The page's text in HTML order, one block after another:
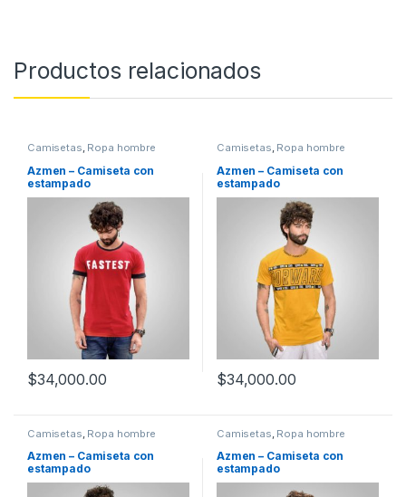
Productos relacionados
Camisetas, Ropa hombre
Azmen – Camiseta con
estampado
$34,000.00
Camisetas, Ropa hombre
Azmen – Camiseta con
estampado
$34,000.00
Camisetas, Ropa hombre
Azmen – Camiseta con
estampado
Camisetas, Ropa hombre
Azmen – Camiseta con
estampado